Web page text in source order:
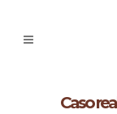
Caso